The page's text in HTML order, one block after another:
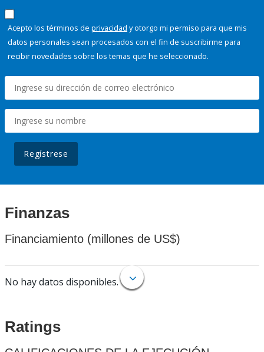
Acepto los términos de privacidad y otorgo mi permiso para que mis
datos personales sean procesados con el fin de suscribirme para
recibir novedades sobre los temas que he seleccionado.
Regístrese
Finanzas
Financiamiento (millones de US$)
No hay datos disponibles.
Ratings